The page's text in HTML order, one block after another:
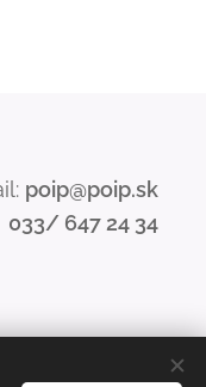
poip@poip.sk
033/ 647 24 34